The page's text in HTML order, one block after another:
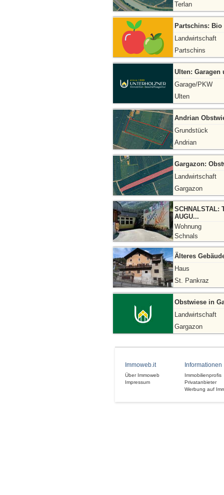
Terlan
Partschins: Bio
Landwirtschaft
Partschins
Ulten: Garagen
Garage/PKW
Ulten
Andrian
Grundstück
Andrian
Gargazon:
Landwirtschaft
Gargazon
SCHNALSTAL:
AUGU...
Wohnung
Schnals
Älteres
Haus
St. Pankraz
Obstwiese in
Landwirtschaft
Gargazon
Immoweb.it
Über Immoweb
Impressum
Informationen
Immobilienprofis
Privatanbieter
Werbung auf